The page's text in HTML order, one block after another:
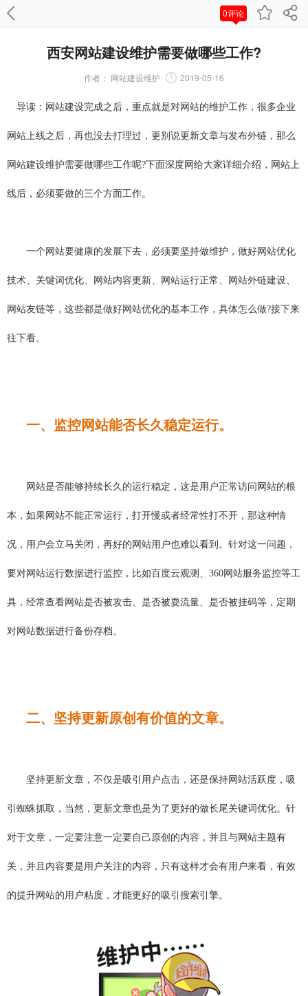
0评论
西安网站建设维护需要做哪些工作?
作者： 网站建设维护 2019-05-16
导读：网站建设完成之后，重点就是对网站的维护工作，很多企业
网站上线之后，再也没去打理过，更别说更新文章与发布外链，那么
网站建设维护需要做哪些工作呢?下面深度网给大家详细介绍，网站上
线后，必须要做的三个方面工作。
一个网站要健康的发展下去，必须要坚持做维护，做好网站优化
技术、关键词优化、网站内容更新、网站运行正常、网站外链建设、
网站友链等，这些都是做好网站优化的基本工作，具体怎么做?接下来
往下看。
一、监控网站能否长久稳定运行。
网站是否能够持续长久的运行稳定，这是用户正常访问网站的根
本，如果网站不能正常运行，打开慢或者经常性打不开，那这种情
况，用户会立马关闭，再好的网站用户也难以看到。针对这一问题，
要对网站运行数据进行监控，比如百度云观测、360网站服务监控等工
具，经常查看网站是否被攻击、是否被耍流量、是否被挂码等，定期
对网站数据进行备份存档。
二、坚持更新原创有价值的文章。
坚持更新文章，不仅是吸引用户点击，还是保持网站活跃度，吸
引蜘蛛抓取，当然，更新文章也是为了更好的做长尾关键词优化。针
对于文章，一定要注意一定要自己原创的内容，并且与网站主题有
关，并且内容要是用户关注的内容，只有这样才会有用户来看，有效
的提升网站的用户粘度，才能更好的吸引搜索引擎。